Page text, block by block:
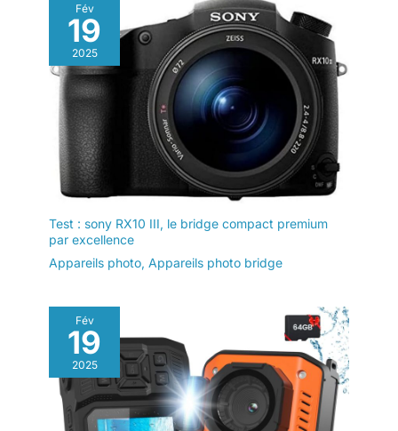
LCD) (norme CIPA)
Fév
19
2025
Test : sony RX10 III, le bridge compact premium
par excellence
Appareils photo, Appareils photo bridge
Fév
19
2025